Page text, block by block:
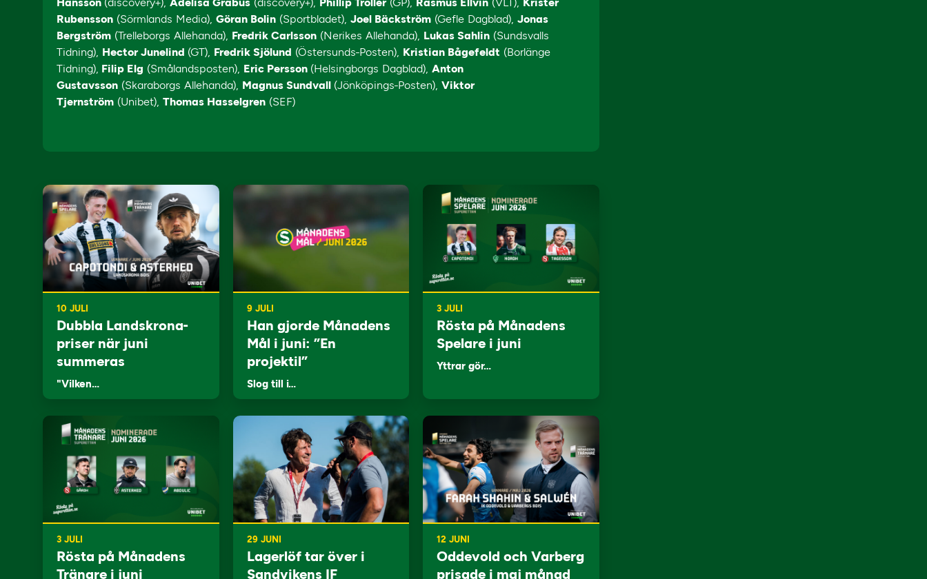
Rubensson (Sörmlands Media), Göran Bolin (Sportbladet), Joel Bäckström (Gefle Dagblad), Jonas
Bergström (Trelleborgs Allehanda), Fredrik Carlsson (Nerikes Allehanda), Lukas Sahlin (Sundsvalls
Tidning), Hector Junelind (GT), Fredrik Sjölund (Östersunds-Posten), Kristian Bågefeldt (Borlänge
Tidning), Filip Elg (Smålandsposten), Eric Persson (Helsingborgs Dagblad), Anton
Gustavsson (Skaraborgs Allehanda), Magnus Sundvall (Jönköpings-Posten), Viktor
Tjernström (Unibet), Thomas Hasselgren (SEF)
10 JULI
Dubbla Landskrona-
priser när juni
summeras
"Vilken…
9 JULI
Han gjorde Månadens
Mål i juni: ”En
projektil”
Slog till i…
3 JULI
Rösta på Månadens
Spelare i juni
Yttrar gör…
3 JULI
Rösta på Månadens
Tränare i juni
29 JUNI
Lagerlöf tar över i
Sandvikens IF
12 JUNI
Oddevold och Varberg
prisade i maj månad